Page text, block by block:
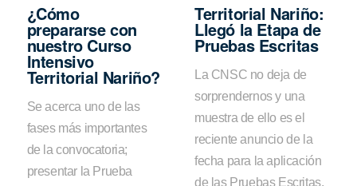
¿Cómo
prepararse con
nuestro Curso
Intensivo
Territorial Nariño?
Se acerca uno de las
fases más importantes
de la convocatoria;
presentar la Prueba
Territorial Nariño:
Llegó la Etapa de
Pruebas Escritas
La CNSC no deja de
sorprendernos y una
muestra de ello es el
reciente anuncio de la
fecha para la aplicación
de las Pruebas Escritas.